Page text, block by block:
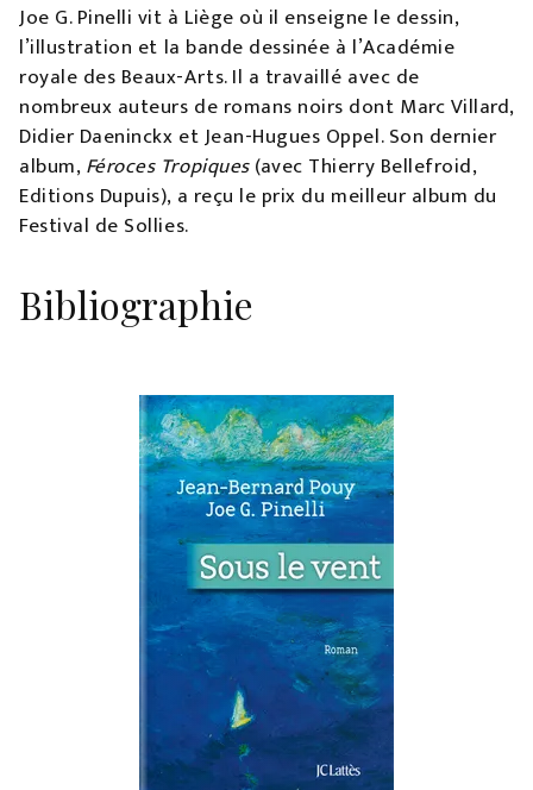
Joe G. Pinelli vit à Liège où il enseigne le dessin,
l’illustration et la bande dessinée à l’Académie
royale des Beaux-Arts. Il a travaillé avec de
nombreux auteurs de romans noirs dont Marc Villard,
Didier Daeninckx et Jean-Hugues Oppel. Son dernier
album,Féroces Tropiques(avec Thierry Bellefroid,
Editions Dupuis), a reçu le prix du meilleur album du
Festival de Sollies.
Bibliographie